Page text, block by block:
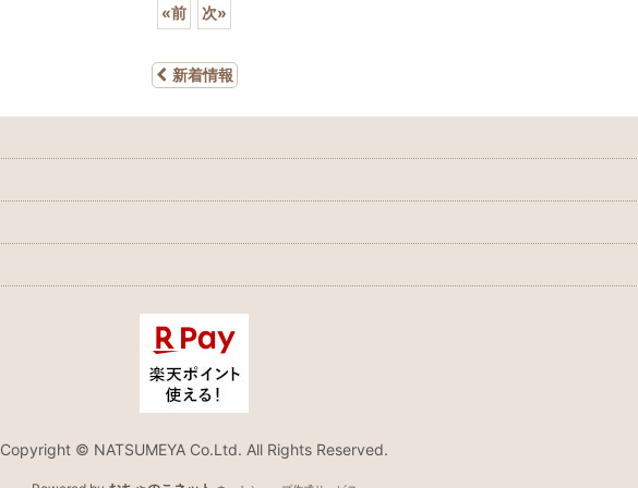
«前 次»
新着情報
Copyright © NATSUMEYA Co.Ltd. All Rights Reserved.